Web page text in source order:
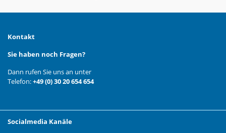
Kontakt
Sie haben noch Fragen?
Dann rufen Sie uns an unter
Telefon:+49 (0) 30 20 654 654
Socialmedia Kanäle